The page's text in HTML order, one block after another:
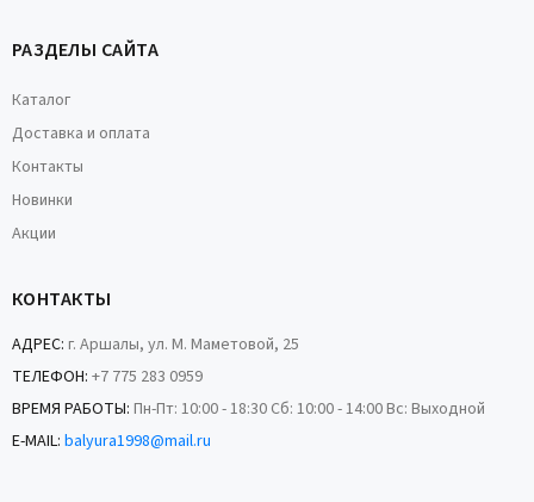
РАЗДЕЛЫ САЙТА
Каталог
Доставка и оплата
Контакты
Новинки
Акции
КОНТАКТЫ
АДРЕС: г. Аршалы, ул. М. Маметовой, 25
ТЕЛЕФОН: +7 775 283 0959
ВРЕМЯ РАБОТЫ: Пн-Пт: 10:00 - 18:30 Сб: 10:00 - 14:00 Вс: Выходной
E-MAIL: balyura1998@mail.ru